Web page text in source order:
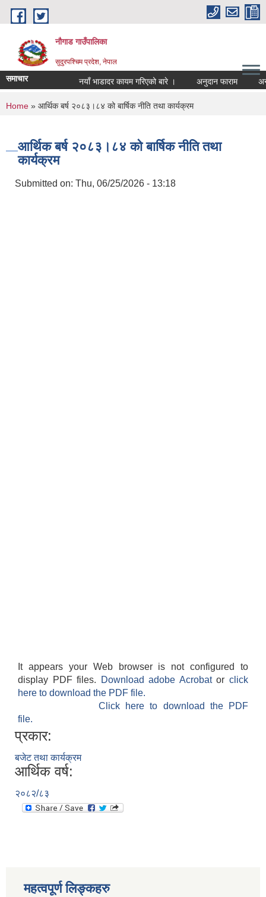
Skip to main content
नौगाड गाउँपालिका
सुदुरपश्चिम प्रदेश, नेपाल
समाचार नयाँ भाडादर कायम गरिएको बारे । अनुदान फाराम
You are here
Home » आर्थिक बर्ष २०८३।८४ को बार्षिक नीति तथा कार्यक्रम
आर्थिक बर्ष २०८३।८४ को बार्षिक नीति तथा
कार्यक्रम
Submitted on: Thu, 06/25/2026 - 13:18
It appears your Web browser is not configured to
display PDF files.
Download adobe Acrobatorclick
here to download the PDF file.
Click here to download the PDF
file.
प्रकार:
बजेट तथा कार्यक्रम
आर्थिक वर्ष:
२०८२/८३
महत्वपूर्ण लिङ्कहरु